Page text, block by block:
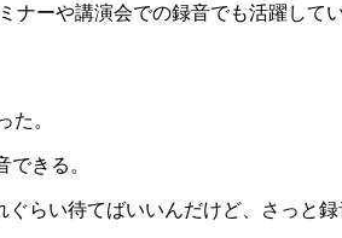
ナーや講演会での録音でも活躍してい
た。
きる。
らい待てばいいんだけど、さっと